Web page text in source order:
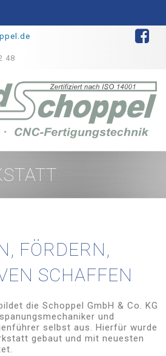
48
FÖRDERN,
SCHAFFEN
die Schoppel GmbH & Co. KG
und
selbst aus. Hierfür wurde
gebaut und mit neuesten